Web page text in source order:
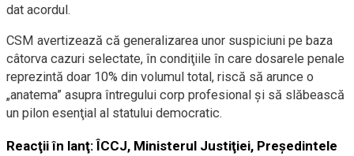
dat acordul.
CSM avertizează că generalizarea unor suspiciuni pe baza
câtorva cazuri selectate, în condiţiile în care dosarele penale
reprezintă doar 10% din volumul total, riscă să arunce o
„anatema” asupra întregului corp profesional şi să slăbească
un pilon esenţial al statului democratic.
Reacţii în lanţ: ÎCCJ, Ministerul Justiţiei, Preşedintele